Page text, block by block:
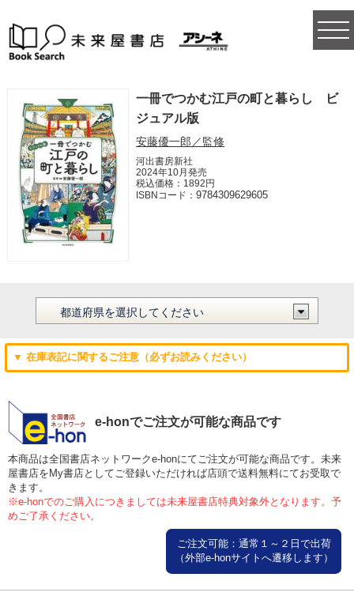
一冊でつかむ江戸の町と暮らし ビ
ジュアル版
安藤優一郎／監修
河出書房新社
2024年10月発売
税込価格：1892円
ISBNコード：9784309629605
▼ 在庫表記に関するご注意（必ずお読みください）
e-honでご注文が可能な商品です
本商品は全国書店ネットワークe-honにてご注文が可能な商品です。未来
屋書店をMy書店としてご登録いただければ店頭で送料無料にてお受取で
きます。
※e-honでのご購入につきましては未来屋書店特典対象外となります。予
めご了承ください。
ご注文可能：通常１～２日で出荷
（外部e-honサイトへ遷移します）